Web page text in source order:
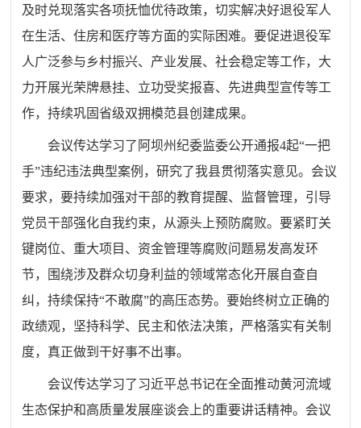
及时兑现落实各项抚恤优待政策，切实解决好退役军人
在生活、住房和医疗等方面的实际困难。要促进退役军
人广泛参与乡村振兴、产业发展、社会稳定等工作，大
力开展光荣牌悬挂、立功受奖报喜、先进典型宣传等工
作，持续巩固省级双拥模范县创建成果。
会议传达学习了阿坝州纪委监委公开通报4起“一把
手”违纪违法典型案例，研究了我县贯彻落实意见。会议
要求，要持续加强对干部的教育提醒、监督管理，引导
党员干部强化自我约束，从源头上预防腐败。要紧盯关
键岗位、重大项目、资金管理等腐败问题易发高发环
节，围绕涉及群众切身利益的领域常态化开展自查自
纠，持续保持“不敢腐”的高压态势。要始终树立正确的
政绩观，坚持科学、民主和依法决策，严格落实有关制
度，真正做到干好事不出事。
会议传达学习了习近平总书记在全面推动黄河流域
生态保护和高质量发展座谈会上的重要讲话精神。会议